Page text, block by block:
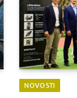
NOVOSTI